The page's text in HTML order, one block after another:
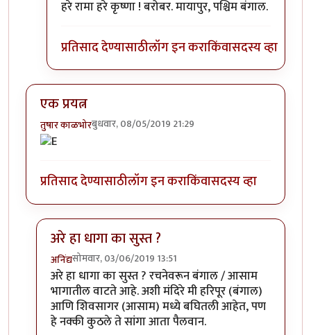
In reply toISKCON Chandrodaya Templeby
हरे रामा हरे कृष्णा ! बरोबर. मायापुर, पश्चिम बंगाल.
प्रतिसाद देण्यासाठीलॉग इन कराकिंवासदस्य व्हा
एक प्रयत्न
तुषार काळभोरबुधवार, 08/05/2019 21:29
प्रतिसाद देण्यासाठीलॉग इन कराकिंवासदस्य व्हा
अरे हा धागा का सुस्त ?
अनिंद्यसोमवार, 03/06/2019 13:51
In reply toएक प्रयत्नbyतुषार काळभोर
अरे हा धागा का सुस्त ? रचनेवरून बंगाल / आसाम
भागातील वाटते आहे. अशी मंदिरे मी हरिपूर (बंगाल)
आणि शिवसागर (आसाम) मध्ये बघितली आहेत, पण
हे नक्की कुठले ते सांगा आता पैलवान.